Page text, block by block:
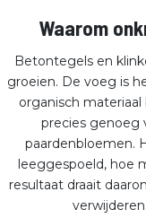
Waarom
Betontegels en
groeien. De voeg is
organisch
precies genoeg
paardenbloemen.
leeggespoeld, hoe
resultaat draait